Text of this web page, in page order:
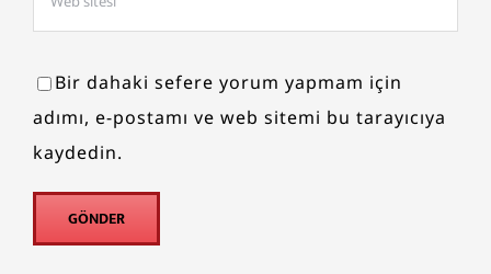
Bir dahaki sefere yorum yapmam için
adımı, e-postamı ve web sitemi bu tarayıcıya
kaydedin.